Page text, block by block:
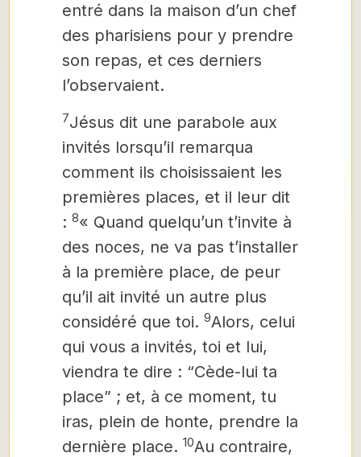
entré dans la maison d’un chef
des pharisiens pour y prendre
son repas, et ces derniers
l’observaient.
7Jésus dit une parabole aux
invités lorsqu’il remarqua
comment ils choisissaient les
premières places, et il leur dit
: 8« Quand quelqu’un t’invite à
des noces, ne va pas t’installer
à la première place, de peur
qu’il ait invité un autre plus
considéré que toi. 9Alors, celui
qui vous a invités, toi et lui,
viendra te dire : “Cède-lui ta
place” ; et, à ce moment, tu
iras, plein de honte, prendre la
dernière place. 10Au contraire,